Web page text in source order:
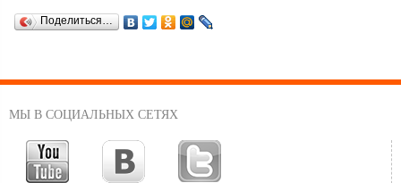
Поделиться…
МЫ В СОЦИАЛЬНЫХ СЕТЯХ